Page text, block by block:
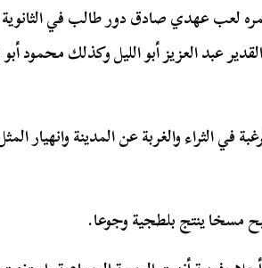
لعب عهدي صادق دور طالب في الثانوية
عبد العزيز أبو الليل وكذلك محمود
الثراء والغربة عن المدينة وانهيار
مسخا ينتج بلطجية وجوعا.